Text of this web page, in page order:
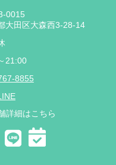
0015
大田区大森西3-28-14
21:00
8855
詳細はこちら